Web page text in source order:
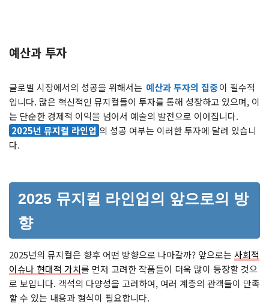
예산과 투자
글로벌 시장에서의 성공을 위해서는 예산과 투자의 집중이 필수적
입니다. 많은 혁신적인 뮤지컬들이 투자를 통해 성장하고 있으며, 이
는 단순한 경제적 이익을 넘어서 예술의 발전으로 이어집니다.
2025년 뮤지컬 라인업 의 성공 여부는 이러한 투자에 달려 있습니
다.
2025 뮤지컬 라인업의 앞으로의 방
향
2025년의 뮤지컬은 향후 어떤 방향으로 나아갈까? 앞으로는 사회적
이슈나 현대적 가치를 먼저 고려한 작품들이 더욱 많이 등장할 것으
로 보입니다. 객석의 다양성을 고려하여, 여러 계층의 관객들이 만족
할 수 있는 내용과 형식이 필요합니다.